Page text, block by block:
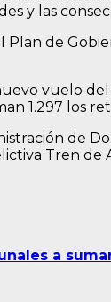
y las
Plan de
vuelo
1.297 los
de
Tren de
a